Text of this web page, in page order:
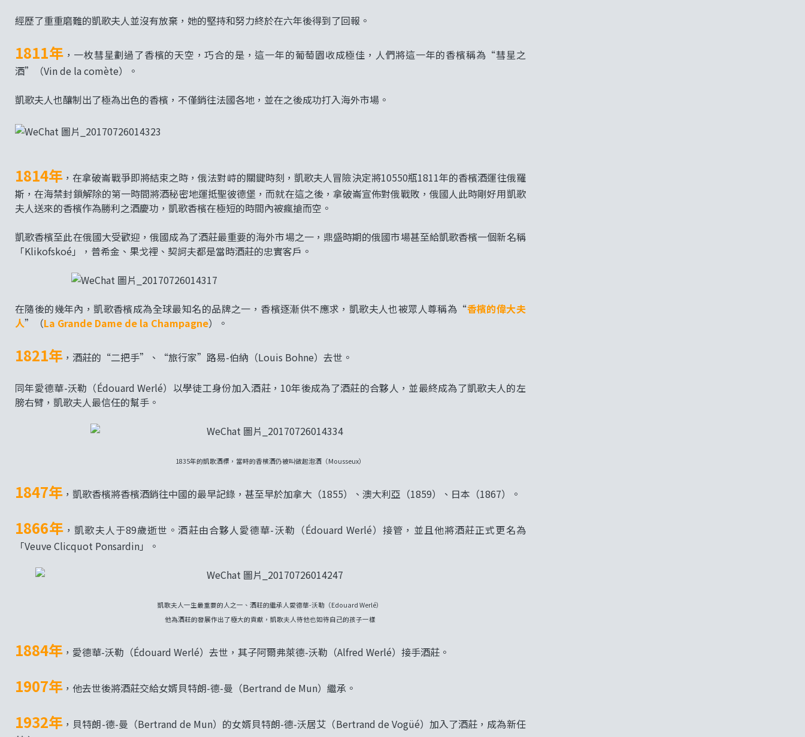
經歷了重重磨難的凱歌夫人並沒有放棄，她的堅持和努力終於在六年後得到了回報。
1811年 ，一枚彗星劃過了香檳的天空，巧合的是，這一年的葡萄園收成極佳，人們將這一年的香檳稱為“彗星之
酒”（Vin de la comète）。
凱歌夫人也釀制出了極為出色的香檳，不僅銷往法國各地，並在之後成功打入海外市場。
1814年 ，在拿破崙戰爭即將結束之時，俄法對峙的關鍵時刻，凱歌夫人冒險決定將10550瓶1811年的香檳酒運往俄羅
斯，在海禁封鎖解除的第一時間將酒秘密地運抵聖彼德堡，而就在這之後，拿破崙宣佈對俄戰敗，俄國人此時剛好用凱歌
夫人送來的香檳作為勝利之酒慶功，凱歌香檳在極短的時間內被瘋搶而空。
凱歌香檳至此在俄國大受歡迎，俄國成為了酒莊最重要的海外市場之一，鼎盛時期的俄國市場甚至給凱歌香檳一個新名稱
「Klikofskoé」，普希金、果戈裡、契訶夫都是當時酒莊的忠實客戶。
在隨後的幾年內，凱歌香檳成為全球最知名的品牌之一，香檳逐漸供不應求，凱歌夫人也被眾人尊稱為“香檳的偉大夫
人”（La Grande Dame de la Champagne）。
1821年 ，酒莊的“二把手”、“旅行家”路易-伯納（Louis Bohne）去世。
同年愛德華-沃勒（Édouard Werlé）以學徒工身份加入酒莊，10年後成為了酒莊的合夥人，並最終成為了凱歌夫人的左
膀右臂，凱歌夫人最信任的幫手。
1835年的凱歌酒標，當時的香檳酒仍被叫做起泡酒（Mousseux）
1847年 ，凱歌香檳將香檳酒銷往中國的最早記錄，甚至早於加拿大（1855）、澳大利亞（1859）、日本（1867）。
1866年 ，凱歌夫人于89歲逝世。酒莊由合夥人愛德華-沃勒（Édouard Werlé）接管，並且他將酒莊正式更名為
「Veuve Clicquot Ponsardin」。
凱歌夫人一生最重要的人之一、酒莊的繼承人愛德華-沃勒（Edouard Werlé）
他為酒莊的發展作出了極大的貢獻，凱歌夫人待他也如待自己的孩子一樣
1884年 ，愛德華-沃勒（Édouard Werlé）去世，其子阿爾弗萊德-沃勒（Alfred Werlé）接手酒莊。
1907年 ，他去世後將酒莊交給女婿貝特朗-德-曼（Bertrand de Mun）繼承。
1932年 ，貝特朗-德-曼（Bertrand de Mun）的女婿貝特朗-德-沃居艾（Bertrand de Vogüé）加入了酒莊，成為新任